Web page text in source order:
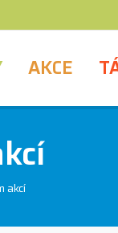
AKCE
akcí